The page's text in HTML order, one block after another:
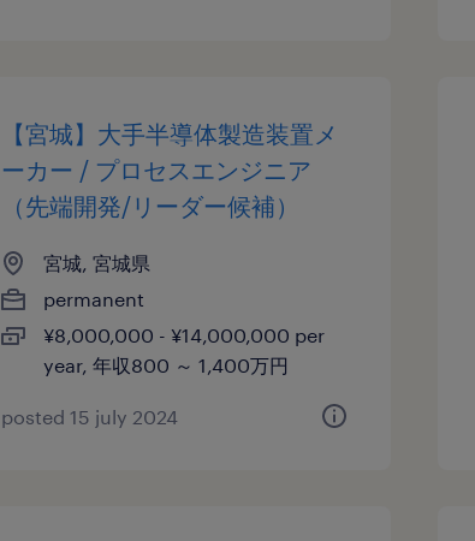
【宮城】大手半導体製造装置メ
ーカー / プロセスエンジニア
（先端開発/リーダー候補）
宮城, 宮城県
permanent
¥8,000,000 - ¥14,000,000 per
year, 年収800 ～ 1,400万円
posted 15 july 2024